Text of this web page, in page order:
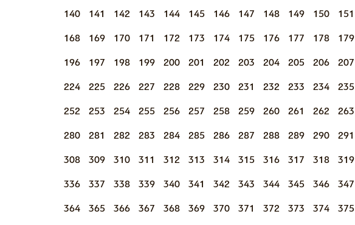
140 141 142 143 144 145 146 147 148 149 150 151
168 169 170 171 172 173 174 175 176 177 178 179
196 197 198 199 200 201 202 203 204 205 206 207
224 225 226 227 228 229 230 231 232 233 234 235
252 253 254 255 256 257 258 259 260 261 262 263
280 281 282 283 284 285 286 287 288 289 290 291
308 309 310 311 312 313 314 315 316 317 318 319
336 337 338 339 340 341 342 343 344 345 346 347
364 365 366 367 368 369 370 371 372 373 374 375